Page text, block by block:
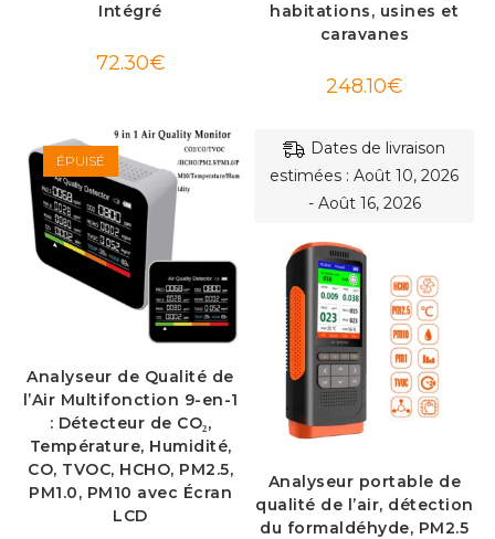
Intégré
72.30€
habitations, usines et
caravanes
248.10€
ÉPUISÉ
Analyseur de Qualité de
l’Air Multifonction 9-en-1
: Détecteur de CO₂,
Température, Humidité,
CO, TVOC, HCHO, PM2.5,
PM1.0, PM10 avec Écran
LCD
Dates de livraison
estimées : Août 10, 2026
- Août 16, 2026
Analyseur portable de
qualité de l’air, détection
du formaldéhyde, PM2.5